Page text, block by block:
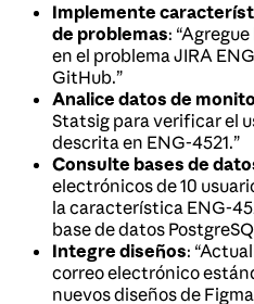
Implemente
de problemas:
en el problema JIRA
GitHub.”
Analice datos de
Statsig para verificar el
descrita en ENG-4521.”
Consulte bases de
electrónicos de 10
la característica ENG-
base de datos
Integre diseños:
correo electrónico
nuevos diseños de